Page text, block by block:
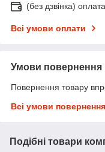
(без дзвінка)
Всі умови оплати
Умови повернення
Повернення товару
Всі умови повернення
Подібні товари